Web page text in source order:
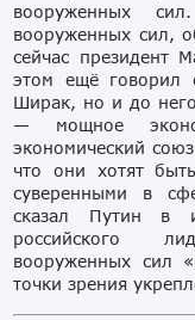
вооруженных
вооруженных сил,
сейчас президент
этом ещё говорил
Ширак, но и до
— мощное
экономический
что они хотят
суверенными в
сказал Путин в
российского
вооруженных сил
точки зрения